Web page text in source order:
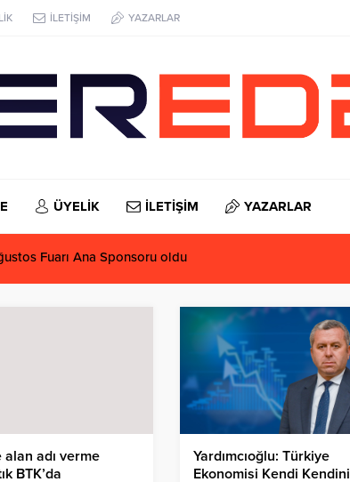
İLETİŞİM YAZARLAR
ÜYELİK İLETİŞİM YAZARLAR
Fuarı Ana Sponsoru oldu
adı verme
BTK’da
Yardımcıoğlu: Türkiye
Ekonomisi Kendi Kendini